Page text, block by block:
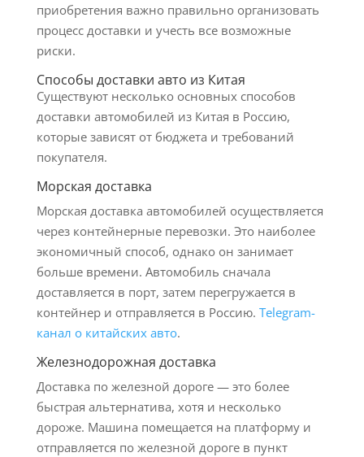
приобретения важно правильно организовать
процесс доставки и учесть все возможные
риски.
Способы доставки авто из Китая
Существуют несколько основных способов
доставки автомобилей из Китая в Россию,
которые зависят от бюджета и требований
покупателя.
Морская доставка
Морская доставка автомобилей осуществляется
через контейнерные перевозки. Это наиболее
экономичный способ, однако он занимает
больше времени. Автомобиль сначала
доставляется в порт, затем перегружается в
контейнер и отправляется в Россию. Telegram-
канал о китайских авто.
Железнодорожная доставка
Доставка по железной дороге — это более
быстрая альтернатива, хотя и несколько
дороже. Машина помещается на платформу и
отправляется по железной дороге в пункт